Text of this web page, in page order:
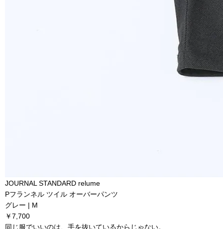
JOURNAL STANDARD relume
Pフランネル ツイル オーバーパンツ
グレー | M
￥7,700
同じ服でいいのは、手を抜いているからじゃない。